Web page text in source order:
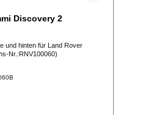
Discovery 2
und hinten für Land Rover
Nr.:RNV100060)